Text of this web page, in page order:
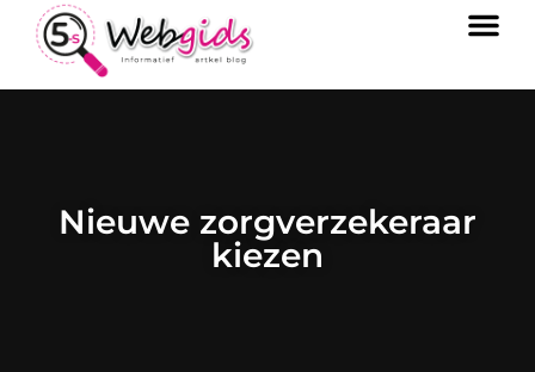
Nieuwe zorgverzekeraar
kiezen